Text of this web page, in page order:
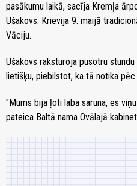
pasākumu laikā, sacīja Kremļa
Ušakovs. Krievija 9. maijā
Vāciju.
Ušakovs raksturoja pusotru
lietišķu, piebilstot, ka tā notika
"Mums bija ļoti laba saruna, es
pateica Baltā nama Ovālajā